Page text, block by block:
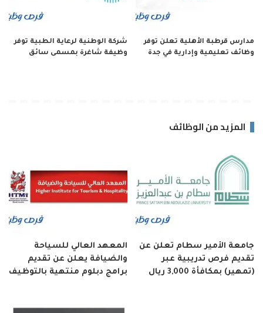
مدارس قرطبة الأهلية تعلن توفر
وظائف تعليمية وإدارية في جدة
شركة الوطنية لرعاية الطبية توفر
وظيفة شاغرة بمسمى سائق
المزيد من الوظائف
جامعة الأمير سطام تعلن عن
تقديم فرص تدريبية عبر
(تمهير) بمكافأة 3,000 ريال
المعهد العالي للسياحة
والضيافة يعلن عن تقديم
برامج دبلوم منتهية بالتوظيف